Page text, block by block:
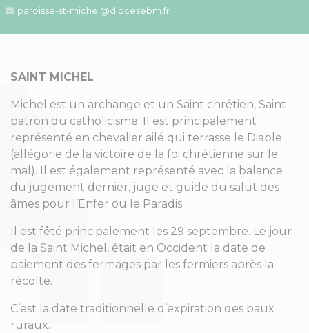
paroisse-st-michel@diocesebm.fr
SAINT MICHEL
Michel est un archange et un Saint chrétien, Saint
patron du catholicisme. Il est principalement
représenté en chevalier ailé qui terrasse le Diable
(allégorie de la victoire de la foi chrétienne sur le
mal). Il est également représenté avec la balance
du jugement dernier, juge et guide du salut des
âmes pour l’Enfer ou le Paradis.
Il est fêté principalement les 29 septembre. Le jour
de la Saint Michel, était en Occident la date de
paiement des fermages par les fermiers après la
récolte.
C’est la date traditionnelle d’expiration des baux
ruraux.